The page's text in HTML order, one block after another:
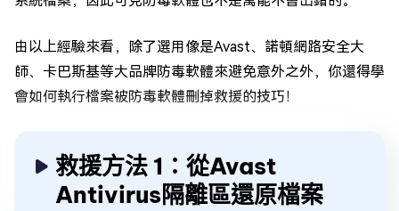
由以上經驗來看，除了選用像是Avast、諾頓網路安全大
師、卡巴斯基等大品牌防毒軟體來避免意外之外，你還得學
會如何執行檔案被防毒軟體刪掉救援的技巧！
救援方法 1：從Avast
Antivirus隔離區還原檔案